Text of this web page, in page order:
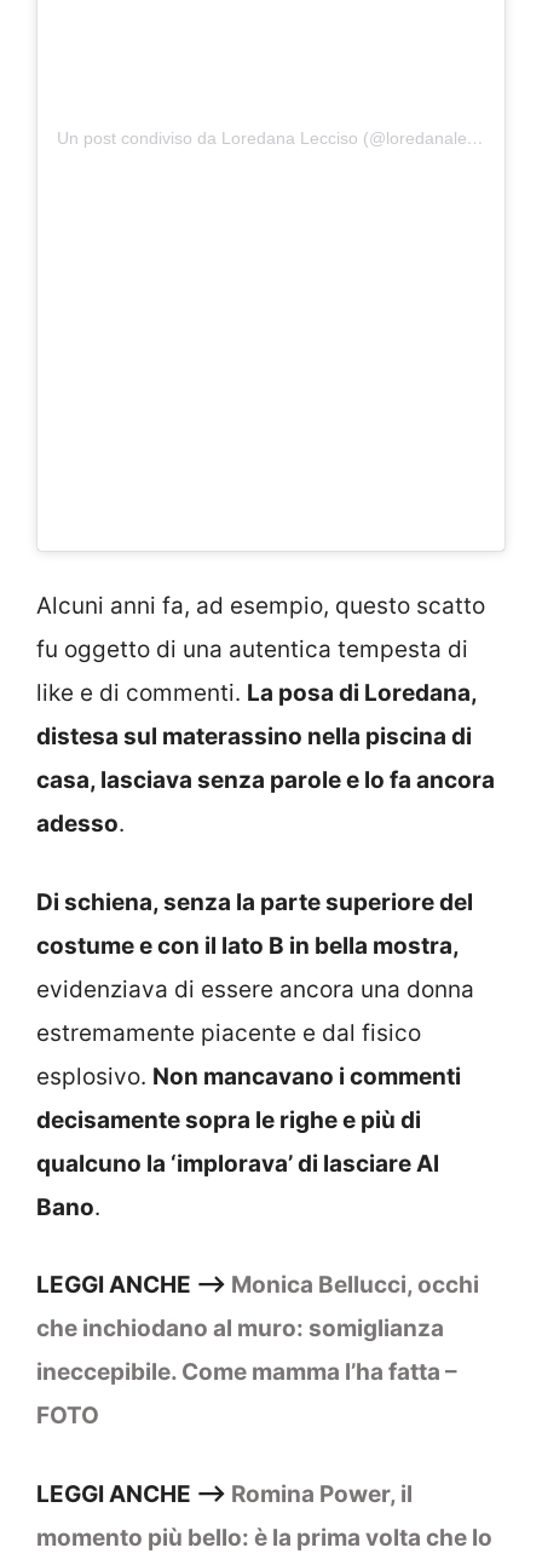
Un post condiviso da Loredana Lecciso (@loredanalecciso_)
Alcuni anni fa, ad esempio, questo scatto
fu oggetto di una autentica tempesta di
like e di commenti. La posa di Loredana,
distesa sul materassino nella piscina di
casa, lasciava senza parole e lo fa ancora
adesso.
Di schiena, senza la parte superiore del
costume e con il lato B in bella mostra,
evidenziava di essere ancora una donna
estremamente piacente e dal fisico
esplosivo. Non mancavano i commenti
decisamente sopra le righe e più di
qualcuno la ‘implorava’ di lasciare Al
Bano.
LEGGI ANCHE —> Monica Bellucci, occhi
che inchiodano al muro: somiglianza
ineccepibile. Come mamma l’ha fatta –
FOTO
LEGGI ANCHE —> Romina Power, il
momento più bello: è la prima volta che lo